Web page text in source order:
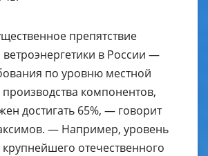
препятствие
ветроэнергетики в России —
по уровню местной
компонентов,
достигать 65%, — говорит
— Например, уровень
отечественного